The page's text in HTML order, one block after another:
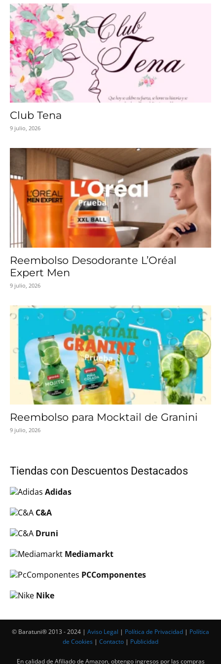
Club Tena
9 julio, 2026
Reembolso Desodorante L’Oréal
Expert Men
9 julio, 2026
Reembolso para Mocktail de Granini
9 julio, 2026
Tiendas con Descuentos Destacados
Adidas
C&A
Druni
Mediamarkt
PCComponentes
Nike
© Baratuni®‎ 2013 - 2024 | Aviso Legal | Política de Privacidad | Política
de Cookies | Contacto | Publicidad
En calidad de Afiliado de Amazon, obtengo ingresos por las compras